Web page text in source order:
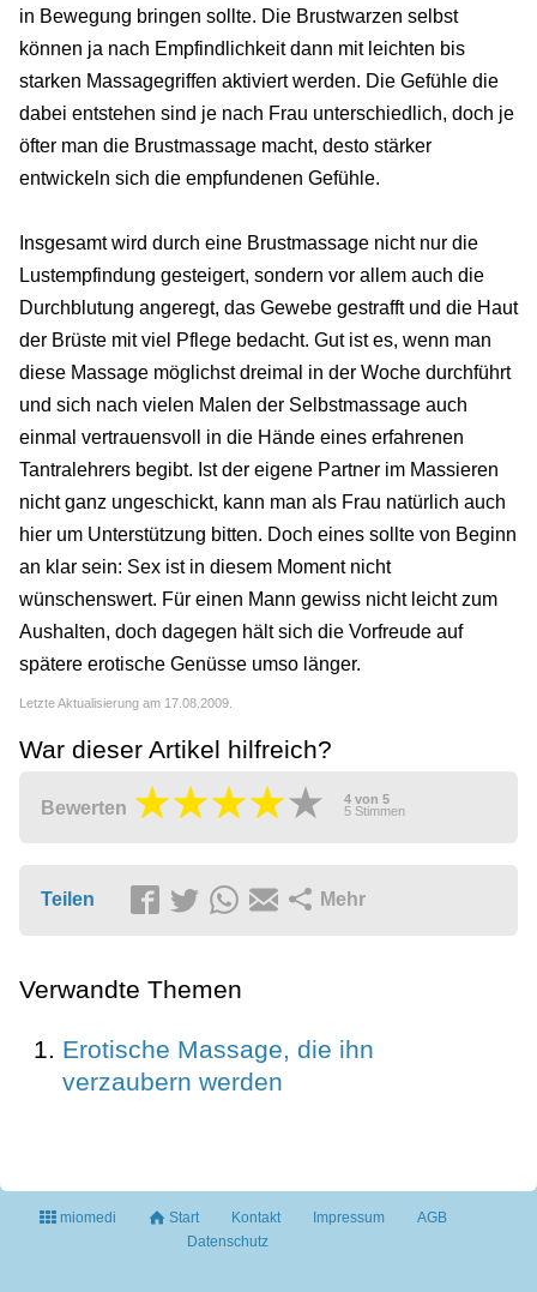
in Bewegung bringen sollte. Die Brustwarzen selbst
können ja nach Empfindlichkeit dann mit leichten bis
starken Massagegriffen aktiviert werden. Die Gefühle die
dabei entstehen sind je nach Frau unterschiedlich, doch je
öfter man die Brustmassage macht, desto stärker
entwickeln sich die empfundenen Gefühle.
Insgesamt wird durch eine Brustmassage nicht nur die
Lustempfindung gesteigert, sondern vor allem auch die
Durchblutung angeregt, das Gewebe gestrafft und die Haut
der Brüste mit viel Pflege bedacht. Gut ist es, wenn man
diese Massage möglichst dreimal in der Woche durchführt
und sich nach vielen Malen der Selbstmassage auch
einmal vertrauensvoll in die Hände eines erfahrenen
Tantralehrers begibt. Ist der eigene Partner im Massieren
nicht ganz ungeschickt, kann man als Frau natürlich auch
hier um Unterstützung bitten. Doch eines sollte von Beginn
an klar sein: Sex ist in diesem Moment nicht
wünschenswert. Für einen Mann gewiss nicht leicht zum
Aushalten, doch dagegen hält sich die Vorfreude auf
spätere erotische Genüsse umso länger.
Letzte Aktualisierung am 17.08.2009.
War dieser Artikel hilfreich?
Bewerten 4 von 5
5 Stimmen
Teilen Mehr
Verwandte Themen
Erotische Massage, die ihn
verzaubern werden
miomedi Start Kontakt Impressum
AGB
Datenschutz